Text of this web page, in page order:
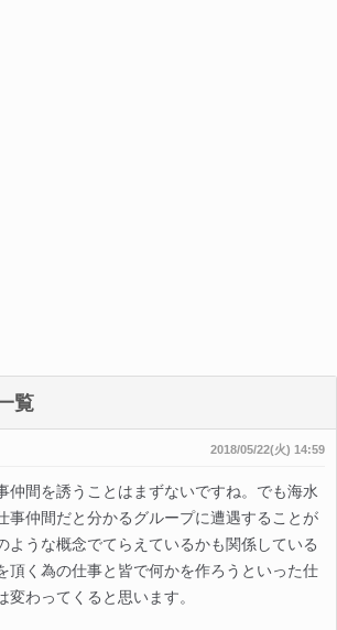
覧
2018/05/22(火) 14:59
仲間を誘うことはまずないですね。でも海水
事仲間だと分かるグループに遭遇することが
ような概念でてらえているかも関係している
頂く為の仕事と皆で何かを作ろうといった仕
わってくると思います。